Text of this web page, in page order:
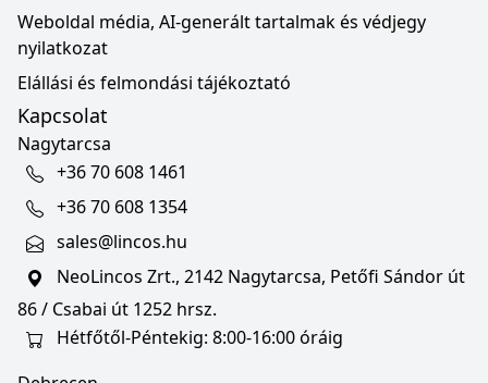
Weboldal média, AI-generált tartalmak és védjegy
nyilatkozat
Elállási és felmondási tájékoztató
Kapcsolat
Nagytarcsa
+36 70 608 1461
+36 70 608 1354
sales@lincos.hu
NeoLincos Zrt., 2142 Nagytarcsa, Petőfi Sándor út
86 / Csabai út 1252 hrsz.
Hétfőtől-Péntekig: 8:00-16:00 óráig